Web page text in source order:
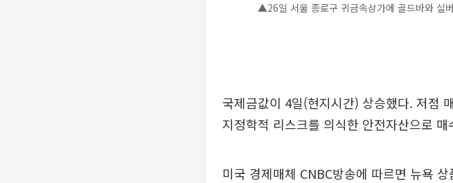
▲26일 서울 종로구 귀금속상가에 골드바와 실
국제금값이 4일(현지시간) 상승했다. 저점
지정학적 리스크를 의식한 안전자산으로
미국 경제매체 CNBC방송에 따르면 뉴욕